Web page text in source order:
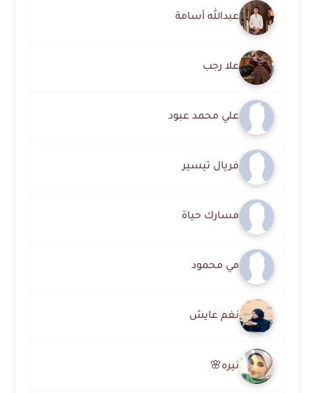
عبدالله أسامة
علا رجب
علي محمد عبود
فريال تيسير
مسارك حياة
مي محمود
نغم عايش
نيره🌸